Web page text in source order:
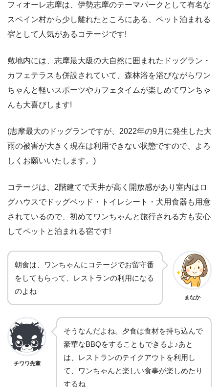
フィオーレ志摩は、伊勢志摩のテーマパークとして有名な
スペイン村から少し離れたところにある、ペット泊まれる
宿として人気があるコテージです!
敷地内には、志摩最大級の大自然に囲まれたドッグラン・
カフェテラスも併設されていて、森林浴を浴びながらワン
ちゃんと軽いスポーツやカフェタイムが楽しめてワンちゃ
んも大喜びします!
(志摩最大のドッグランですが、2022年の9月に発生した大
雨の被害が大きく現在は利用できない状態ですので、よろ
しくお願いいたします。)
コテージは、2階建てで天井が高く開放感があり室内はロ
グハウスでドッグベッド・トイレシート・犬用食器も用意
されているので、初めてワンちゃんと旅行される方も安心
してペットと泊まれる宿です!
朝食は、ワンちゃんにコテージでお留守番
をしてもらって、レストランの利用になる
のよね
まなか
チワワ先輩
そうなんだよね。夕食は食材を持ち込んで
豪華なBBQをすることもできるよ♪あと
は、レストランのテイクアウトを利用し
て、ワンちゃんと楽しい食事が楽しめたり
するね